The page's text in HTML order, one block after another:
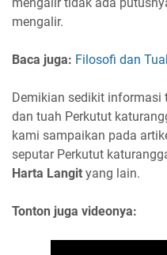
mengalir.
Baca juga: Filosofi dan
Demikian sedikit informasi
dan tuah Perkutut
kami sampaikan pada
seputar Perkutut
Harta Langit yang lain.
Tonton juga videonya: